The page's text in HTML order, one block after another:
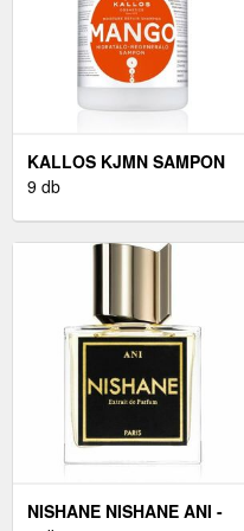
KALLOS KJMN SAMPON
A SÉRÜLT HAJRA 1000
9 db
NISHANE NISHANE ANI -